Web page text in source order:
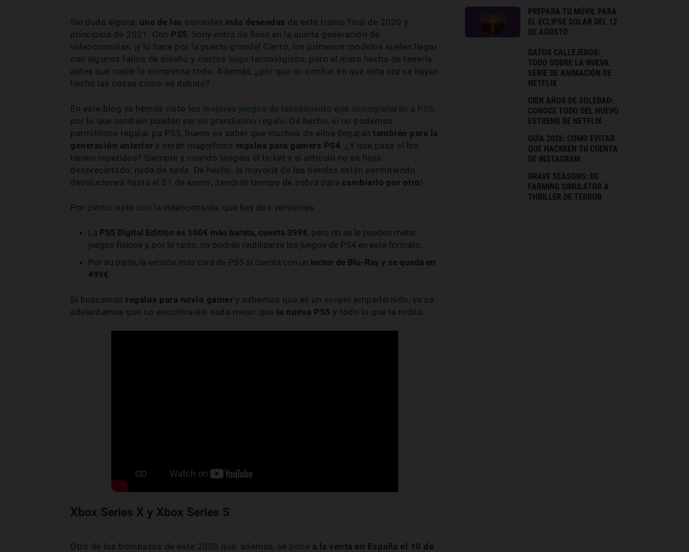
Sin duda alguna, una de las consolas más deseadas de este tramo final de 2020 y
principios de 2021. Con PS5, Sony entra de lleno en la quinta generación de
videoconsolas, ¡y lo hace por la puerta grande! Cierto, los primeros modelos suelen llegar
con algunos fallos de diseño y ciertos bugs tecnológicos, pero el mero hecho de tenerla
antes que nadie lo compensa todo. Además, ¿por qué no confiar en que esta vez se hayan
hecho las cosas como es debido?
En este blog ya hemos visto los mejores juegos de lanzamiento que acompañarán a PS5,
por lo que también pueden ser un grandísimo regalo. De hecho, si no podemos
permitirnos regalar pa PS5, bueno es saber que muchos de ellos llegarán también para la
generación anterior y serán magníficos regalos para gamers PS4 . ¿Y qué pasa si los
tienen repetidos? Siempre y cuando tengáis el ticket y el artículo no se haya
desprecintado, nada de nada. De hecho, la mayoría de las tiendas están permitiendo
devoluciones hasta el 31 de enero, ¡tendrán tiempo de sobra para cambiarlo por otro !
Por cierto, ojito con la videoconsola, que hay dos versiones.
La PS5 Digital Edition es 100€ más barata, cuesta 399€, pero no se le pueden meter
juegos físicos y, por lo tanto, no podrán reutilizarse los juegos de PS4 en este formato.
Por su parte, la versión más cara de PS5 sí cuenta con un lector de Blu-Ray y se queda en
499€
Si buscamos regalos para novio gamer y sabemos que es un sonyer empedernido, ya os
adelantamos que no encontraréis nada mejor que la nueva PS5 y todo lo que la rodea.
Xbox Series X y Xbox Series S
Otro de los bombazos de este 2020 que, además, se pone a la venta en España el 10 de
PREPARA TU MÓVIL PARA
EL ECLIPSE SOLAR DEL 12
DE AGOSTO
GATOS CALLEJEROS:
TODO SOBRE LA NUEVA
SERIE DE ANIMACIÓN DE
NETFLIX
CIEN AÑOS DE SOLEDAD:
CONOCE TODO DEL NUEVO
ESTRENO DE NETFLIX
GUÍA 2026: CÓMO EVITAR
QUE HACKEEN TU CUENTA
DE INSTAGRAM
GRAVE SEASONS: DE
FARMING SIMULATOR A
THRILLER DE TERROR